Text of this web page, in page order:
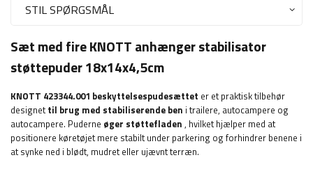
STIL SPØRGSMÅL
Sæt med fire KNOTT anhænger stabilisator
støttepuder 18x14x4,5cm
KNOTT 423344.001 beskyttelsespudesættet er et praktisk tilbehør
designettil brug med stabiliserende ben i trailere, autocampere og
autocampere. Puderne øger støttefladen , hvilket hjælper med at
positionere køretøjet mere stabilt under parkering og forhindrer benene i
at synke ned i blødt, mudret eller ujævnt terræn.